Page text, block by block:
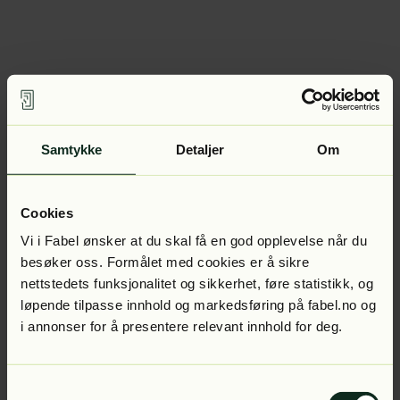
Samtykke Detaljer Om
Cookies
Vi i Fabel ønsker at du skal få en god opplevelse når du
besøker oss. Formålet med cookies er å sikre
nettstedets funksjonalitet og sikkerhet, føre statistikk, og
løpende tilpasse innhold og markedsføring på fabel.no og
i annonser for å presentere relevant innhold for deg.